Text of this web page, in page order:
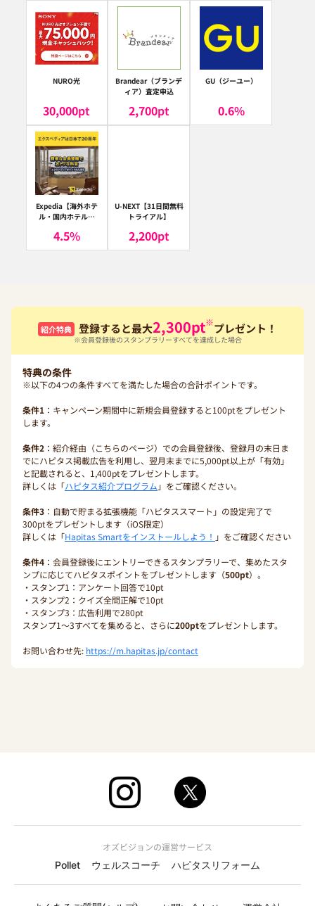
NURO光
30,000pt
Brandear（ブランデ
ィア）査定申込
2,700pt
GU（ジーユー）
0.6%
Expedia【海外ホテ
ル・国内ホテル予
ア）
4.5%
U-NEXT【31日間無料
トライアル】
2,200pt
紹介特典 登録すると最大2,300pt※プレゼント！
※会員登録後のスタンプラリーすべてを達成した場合
特典の条件
※以下の4つの条件すべてを満たした場合の合計ポイントです。
条件1 ：キャンペーン期間中に新規会員登録すると100ptをプレゼント
します。
条件2 ：紹介経由（こちらのページ）での会員登録後、登録月の末日ま
でにハピタス掲載広告を利用し、翌月末までに5,000pt以上が「有効」
と記載されると、1,400ptをプレゼントします。
詳しくは「ハピタス紹介プログラム 」をご確認ください。
条件3 ：自動で貯まる拡張機能「ハピタススマート」の設定完了で
300ptをプレゼントします（iOS限定）
詳しくは「Hapitas Smartをインストールしよう！ 」をご確認ください
条件4 ：会員登録後にエントリーできるスタンプラリーで、集めたスタ
ンプに応じてハピタスポイントをプレゼントします（500pt）。
・スタンプ1：アンケート回答で10pt
・スタンプ2：クイズ全問正解で10pt
・スタンプ3：広告利用で280pt
スタンプ1〜3すべてを集めると、さらに200ptをプレゼントします。
お問い合わせ先: https://m.hapitas.jp/contact
オズビジョンの運営サービス
Pollet
ウェルスコーチ ハピタスリフォーム